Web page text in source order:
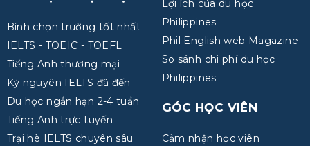
Bình chọn trường tốt nhất
IELTS - TOEIC - TOEFL
Tiếng Anh thương mại
Kỷ nguyên IELTS đã đến
Du học ngắn hạn 2-4 tuần
Tiếng Anh trực tuyến
Trại hè IELTS chuyên sâu
Lợi ích của du học
Philippines
Phil English web Magazine
So sánh chi phí du học
Philippines
GÓC HỌC VIÊN
Cảm nhận học viên